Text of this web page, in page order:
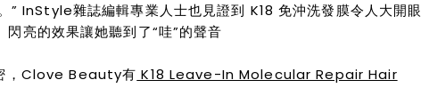
” InStyle雜誌編輯專業人士也見證到 K18 免沖洗發膜令人大開眼
亮的效果讓她聽到了“哇”的聲音
，Clove Beauty有 K18 Leave-In Molecular Repair Hair